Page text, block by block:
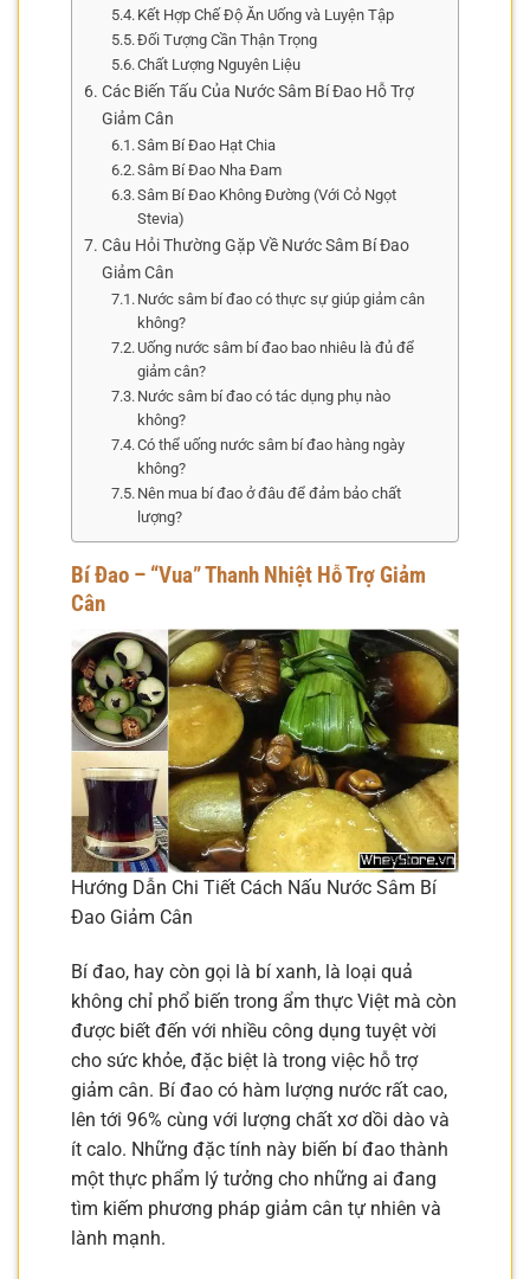
Kết Hợp Chế Độ Ăn Uống và Luyện Tập
Đối Tượng Cần Thận Trọng
Chất Lượng Nguyên Liệu
Các Biến Tấu Của Nước Sâm Bí Đao Hỗ Trợ
Giảm Cân
Sâm Bí Đao Hạt Chia
Sâm Bí Đao Nha Đam
Sâm Bí Đao Không Đường (Với Cỏ Ngọt
Stevia)
Câu Hỏi Thường Gặp Về Nước Sâm Bí Đao
Giảm Cân
Nước sâm bí đao có thực sự giúp giảm cân
không?
Uống nước sâm bí đao bao nhiêu là đủ để
giảm cân?
Nước sâm bí đao có tác dụng phụ nào
không?
Có thể uống nước sâm bí đao hàng ngày
không?
Nên mua bí đao ở đâu để đảm bảo chất
lượng?
Bí Đao – “Vua” Thanh Nhiệt Hỗ Trợ Giảm
Cân
Hướng Dẫn Chi Tiết Cách Nấu Nước Sâm Bí
Đao Giảm Cân
Bí đao, hay còn gọi là bí xanh, là loại quả
không chỉ phổ biến trong ẩm thực Việt mà còn
được biết đến với nhiều công dụng tuyệt vời
cho sức khỏe, đặc biệt là trong việc hỗ trợ
giảm cân. Bí đao có hàm lượng nước rất cao,
lên tới 96% cùng với lượng chất xơ dồi dào và
ít calo. Những đặc tính này biến bí đao thành
một thực phẩm lý tưởng cho những ai đang
tìm kiếm phương pháp giảm cân tự nhiên và
lành mạnh.